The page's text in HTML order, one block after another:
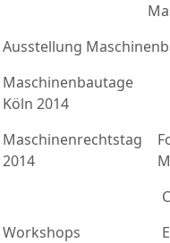
Ausstellung
Maschinenbautage
Köln 2014
Maschinenrechtstag
2014
Workshops